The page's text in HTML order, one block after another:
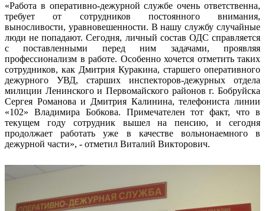
«Работа в оперативно-дежурной службе очень ответственна,
требует от сотрудников постоянного внимания,
выносливости, уравновешенности. В нашу службу случайные
люди не попадают. Сегодня, личный состав ОДС справляется
с поставленными перед ним задачами, проявляя
профессионализм в работе. Особенно хочется отметить таких
сотрудников, как Дмитрия Куракина, старшего оперативного
дежурного УВД, старших инспекторов-дежурных отдела
милиции Ленинского и Первомайского районов г. Бобруйска
Сергея Романова и Дмитрия Калинина, телефониста линии
«102» Владимира Бобкова. Примечателен тот факт, что в
текущем году сотрудник вышел на пенсию, и сегодня
продолжает работать уже в качестве вольнонаемного в
дежурной части», - отметил Виталий Викторович.